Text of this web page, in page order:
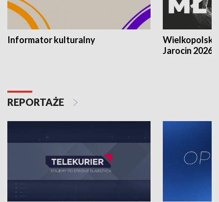
Informator kulturalny
Jarocin 2026
REPORTAŻE